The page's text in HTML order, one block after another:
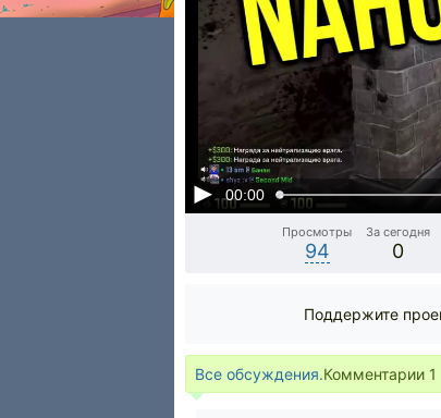
00:00
Просмотры
94
За сегодня
0
Поддержите
Все обсуждения.Комментарии 1